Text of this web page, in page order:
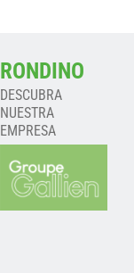
RONDINO
DESCUBRA
NUESTRA
EMPRESA